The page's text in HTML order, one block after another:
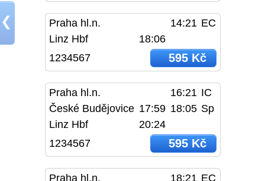
❮ Praha hl.n. 14:21 EC
Linz Hbf
18:06
1234567
595 Kč
Praha hl.n. 16:21 IC
České Budějovice 17:59 18:05 Sp
Linz Hbf
20:24
1234567
595 Kč
Praha hl.n. 18:21 EC